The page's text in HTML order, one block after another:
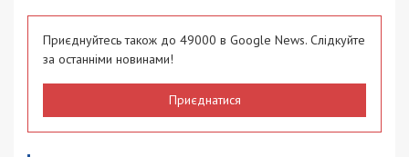
Приєднуйтесь також до 49000 в Google News. Слідкуйте
за останніми новинами!
Приєднатися